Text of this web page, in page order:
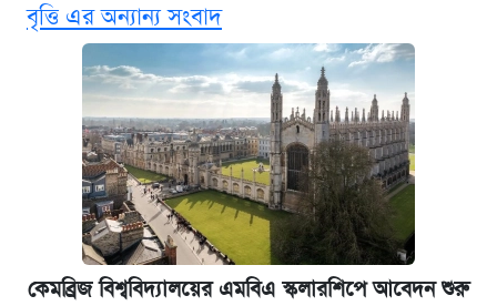
ভাতা
ঢাবির সূর্যসেন হলে সমকামিতার অভিযোগে দুইজন
আটক
দেশের বাজারে ফের বেড়েছে সোনার দাম
‘গুলশানের চামেলি’ তে যৌনকর্মীর দালাল অ্যাডলফ
খান
বৃত্তি এর অন্যান্য সংবাদ
কেমব্রিজ বিশ্ববিদ্যালয়ের এমবিএ স্কলারশিপে আবেদন শুরু